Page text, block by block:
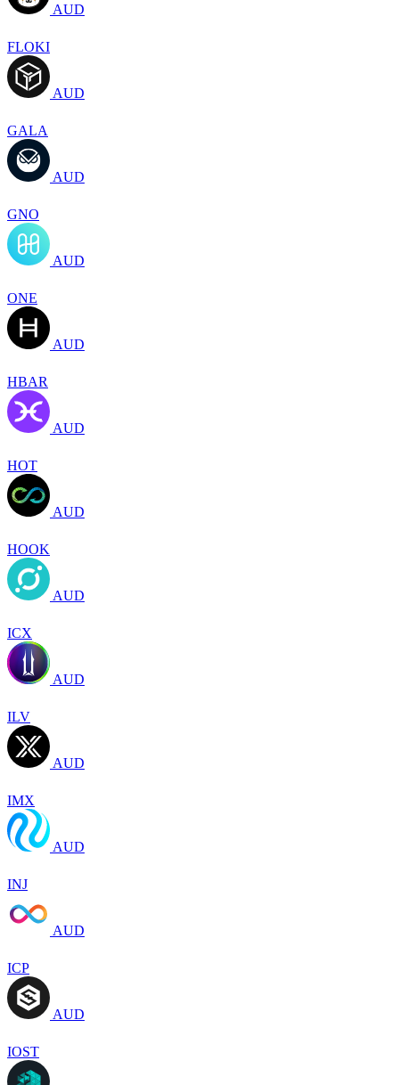
AUD
FLOKI
AUD
GALA
AUD
GNO
AUD
ONE
AUD
HBAR
AUD
HOT
AUD
HOOK
AUD
ICX
AUD
ILV
AUD
IMX
AUD
INJ
AUD
ICP
AUD
IOST